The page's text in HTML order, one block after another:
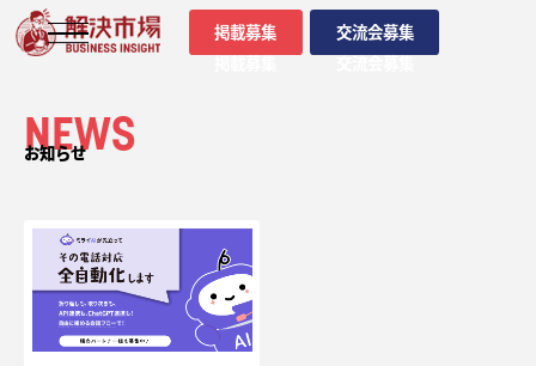
掲載募集
掲載募集
交流会募集
交流会募集
NEWS
お知らせ